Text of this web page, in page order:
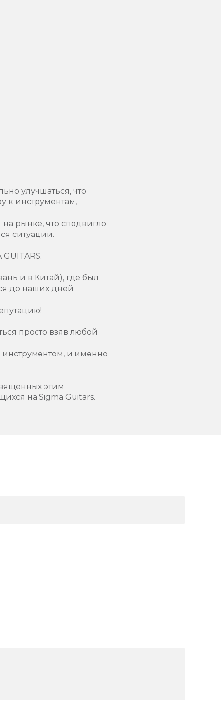
улучшаться, что
к инструментам,
рынке, что сподвигло
ситуации.
и в Китай), где был
до наших дней
просто взяв любой
инструментом, и именно
этим
на Sigma Guitars.